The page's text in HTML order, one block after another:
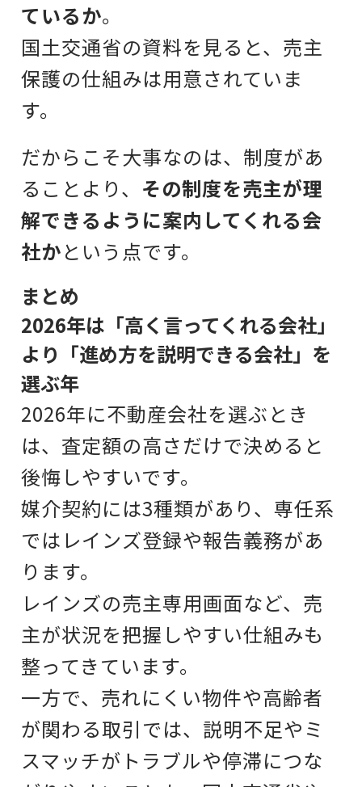
ているか。
国土交通省の資料を見ると、売主
保護の仕組みは用意されていま
す。
だからこそ大事なのは、制度があ
ることより、 その制度を売主が理
解できるように案内してくれる会
社かという点です。
まとめ
2026年は「高く言ってくれる会社」
より「進め方を説明できる会社」を
選ぶ年
2026年に不動産会社を選ぶとき
は、 査定額の高さだけで決めると
後悔しやすいです。
媒介契約には3種類があり、専任系
ではレインズ登録や報告義務があ
ります。
レインズの売主専用画面など、売
主が状況を把握しやすい仕組みも
整ってきています。
一方で、売れにくい物件や高齢者
が関わる取引では、説明不足やミ
スマッチがトラブルや停滞につな